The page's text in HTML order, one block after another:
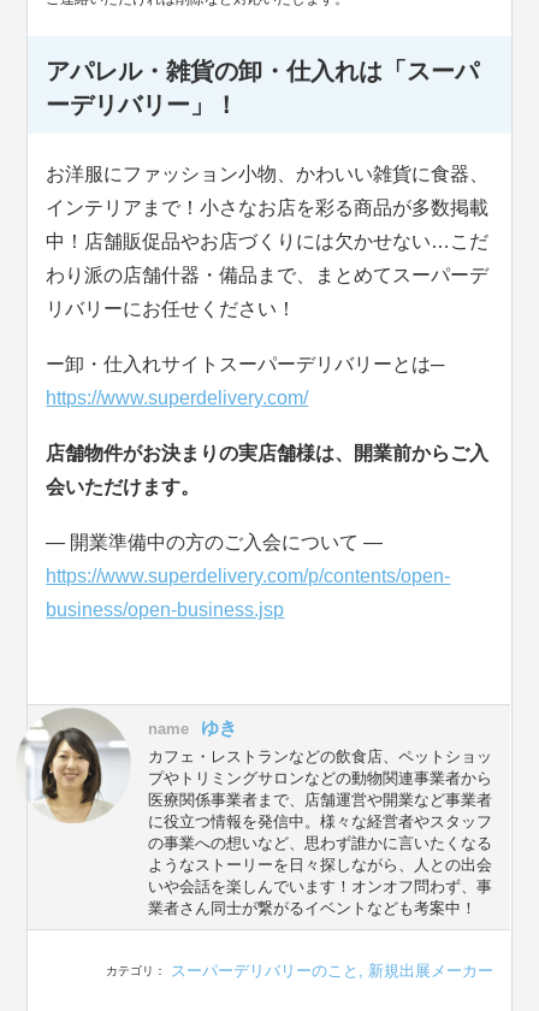
アパレル・雑貨の卸・仕入れは「スーパ
ーデリバリー」！
お洋服にファッション小物、かわいい雑貨に食器、
インテリアまで！小さなお店を彩る商品が多数掲載
中！店舗販促品やお店づくりには欠かせない…こだ
わり派の店舗什器・備品まで、まとめてスーパーデ
リバリーにお任せください！
ー卸・仕入れサイトスーパーデリバリーとは─
https://www.superdelivery.com/
店舗物件がお決まりの実店舗様は、開業前からご入
会いただけます。
― 開業準備中の方のご入会について ―
https://www.superdelivery.com/p/contents/open-
business/open-business.jsp
name ゆき
カフェ・レストランなどの飲食店、ペットショッ
プやトリミングサロンなどの動物関連事業者から
医療関係事業者まで、店舗運営や開業など事業者
に役立つ情報を発信中。様々な経営者やスタッフ
の事業への想いなど、思わず誰かに言いたくなる
ようなストーリーを日々探しながら、人との出会
いや会話を楽しんでいます！オンオフ問わず、事
業者さん同士が繋がるイベントなども考案中！
カテゴリ： スーパーデリバリーのこと 新規出展メーカー